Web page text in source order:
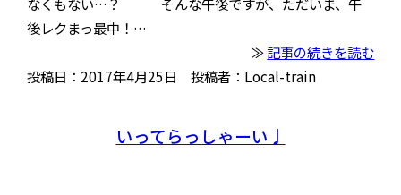
後レクまっ最中！…
≫記事の続きを読む
投稿日：2017年4月25日 投稿者：Local-train
いってらっしゃーい♩